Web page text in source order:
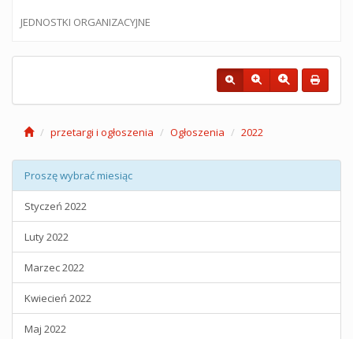
JEDNOSTKI ORGANIZACYJNE
przetargi i ogłoszenia Ogłoszenia 2022
Proszę wybrać miesiąc
Styczeń 2022
Luty 2022
Marzec 2022
Kwiecień 2022
Maj 2022